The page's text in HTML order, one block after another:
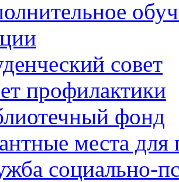
совет
профилактики
фонд
места
социально-